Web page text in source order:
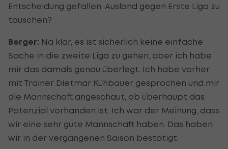
Entscheidung gefallen, Ausland gegen Erste Liga zu
tauschen?
Berger: Na klar, es ist sicherlich keine einfache
Sache in die zweite Liga zu gehen, aber ich habe
mir das damals genau überlegt. Ich habe vorher
mit Trainer Dietmar Kühbauer gesprochen und mir
die Mannschaft angeschaut, ob überhaupt das
Potenzial vorhanden ist. Ich war der Meinung, dass
wir eine sehr gute Mannschaft haben. Das haben
wir in der vergangenen Saison bestätigt.